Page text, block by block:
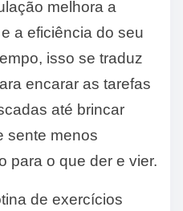
melhora a
a eficiência do seu
isso se traduz
encarar as tarefas
até brincar
sente menos
para o que der e vier.
de exercícios